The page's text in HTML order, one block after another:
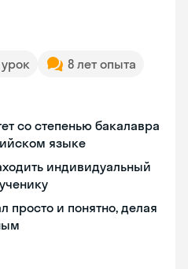
8 лет опыта
со степенью бакалавра
языке
индивидуальный
просто и понятно, делая